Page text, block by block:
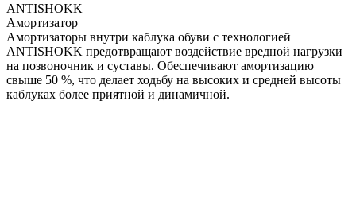
ANTISHOKK
Амортизатор
Амортизаторы внутри каблука обуви с технологией
ANTISHOKK предотвращают воздействие вредной нагрузки
на позвоночник и суставы. Обеспечивают амортизацию
свыше 50 %, что делает ходьбу на высоких и средней высоты
каблуках более приятной и динамичной.